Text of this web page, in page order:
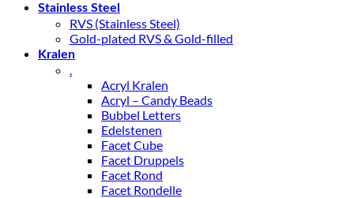
Stainless Steel
RVS (Stainless Steel)
Gold-plated RVS & Gold-filled
Kralen
Acryl Kralen
Acryl – Candy Beads
Bubbel Letters
Edelstenen
Facet Cube
Facet Druppels
Facet Rond
Facet Rondelle